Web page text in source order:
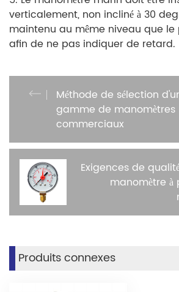
verticalement, non incliné à 30
maintenu au même niveau que
afin de ne pas indiquer de retard.
Méthode de sélection
gamme de manomètres
commerciaux
Exigences de
manomètre à
Produits connexes